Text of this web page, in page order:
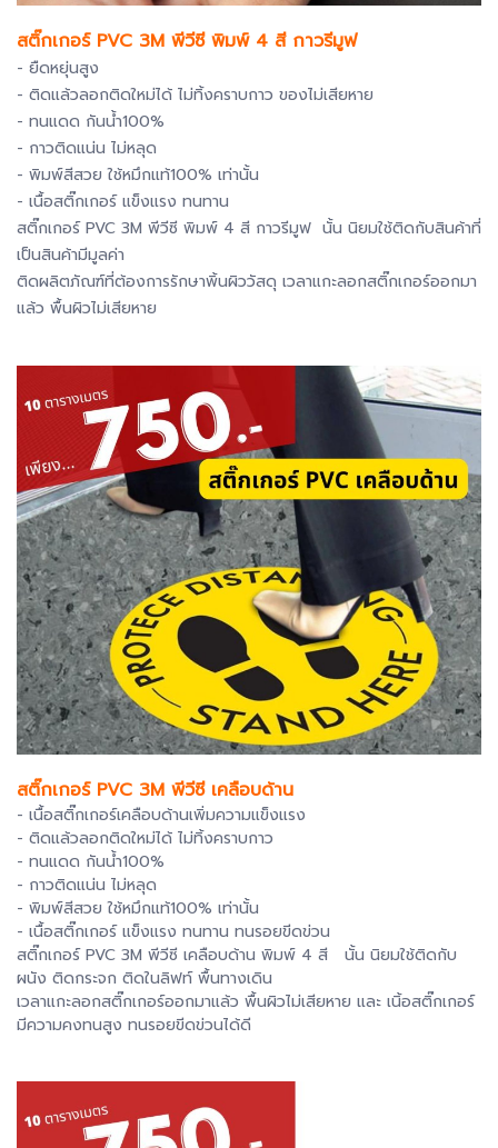
สติ๊กเกอร์ PVC 3M พีวีซี พิมพ์ 4 สี กาวรีมูฟ
- ยืดหยุ่นสูง
- ติดแล้วลอกติดใหม่ได้ ไม่ทิ้งคราบกาว ของไม่เสียหาย
- ทนแดด กันน้ำ100%
- กาวติดแน่น ไม่หลุด
- พิมพ์สีสวย ใช้หมึกแท้100% เท่านั้น
- เนื้อสติ๊กเกอร์ แข็งแรง ทนทาน
สติ๊กเกอร์ PVC 3M พีวีซี พิมพ์ 4 สี กาวรีมูฟ นั้น นิยมใช้ติดกับสินค้าที่
เป็นสินค้ามีมูลค่า
ติดผลิตภัณฑ์ที่ต้องการรักษาพิ้นผิววัสดุ เวลาแกะลอกสติ๊กเกอร์ออกมา
แล้ว พื้นผิวไม่เสียหาย
สติ๊กเกอร์ PVC 3M พีวีซี เคลือบด้าน
- เนื้อสติ๊กเกอร์เคลือบด้านเพิ่มความแข็งแรง
- ติดแล้วลอกติดใหม่ได้ ไม่ทิ้งคราบกาว
- ทนแดด กันน้ำ100%
- กาวติดแน่น ไม่หลุด
- พิมพ์สีสวย ใช้หมึกแท้100% เท่านั้น
- เนื้อสติ๊กเกอร์ แข็งแรง ทนทาน ทนรอยขีดข่วน
สติ๊กเกอร์ PVC 3M พีวีซี เคลือบด้าน พิมพ์ 4 สี นั้น นิยมใช้ติดกับ
ผนัง ติดกระจก ติดในลิฟท์ พื้นทางเดิน
เวลาแกะลอกสติ๊กเกอร์ออกมาแล้ว พื้นผิวไม่เสียหาย และ เนิ้อสติ๊กเกอร์
มีความคงทนสูง ทนรอยขีดข่วนได้ดี